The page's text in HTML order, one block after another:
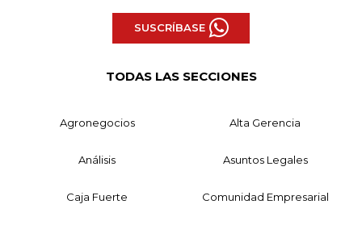
SUSCRÍBASE
TODAS LAS SECCIONES
Agronegocios Alta Gerencia
Análisis Asuntos Legales
Caja Fuerte Comunidad Empresarial